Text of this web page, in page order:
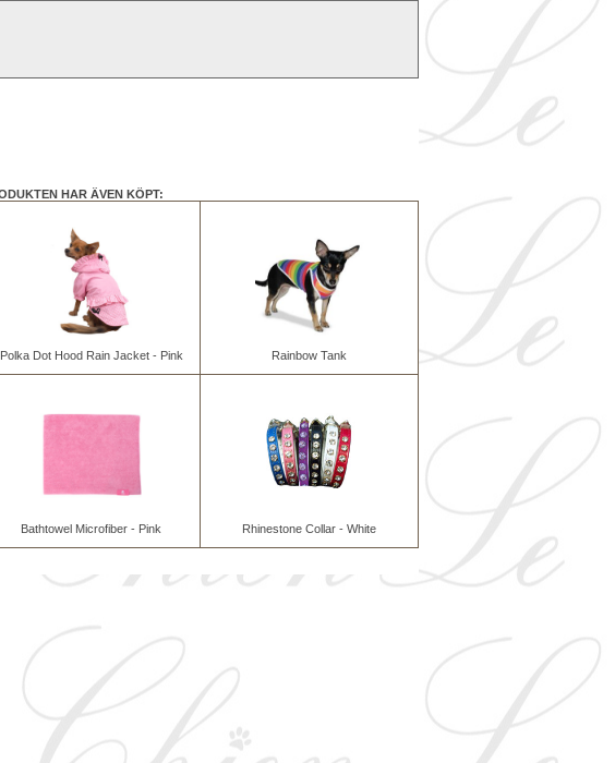
HAR ÄVEN KÖPT:
Polka Dot Hood Rain Jacket - Pink Rainbow Tank
Bathtowel Microfiber - Pink Rhinestone Collar - White